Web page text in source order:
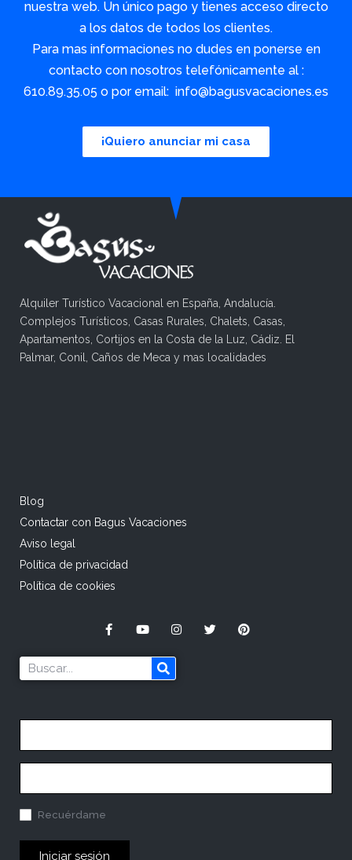
nuestra web. Un único pago y tienes acceso directo
a los datos de todos los clientes.
Para mas informaciones no dudes en ponerse en
contacto con nosotros telefónicamente al :
610.89.35.05 o por email: info@bagusvacaciones.es
¡Quiero anunciar mi casa
Alquiler Turístico Vacacional en España, Andalucía.
Complejos Turísticos, Casas Rurales, Chalets, Casas,
Apartamentos, Cortijos en la Costa de la Luz, Cádiz. El
Palmar, Conil, Caños de Meca y mas localidades
Blog
Contactar con Bagus Vacaciones
Aviso legal
Política de privacidad
Política de cookies
Recuérdame
Iniciar sesión